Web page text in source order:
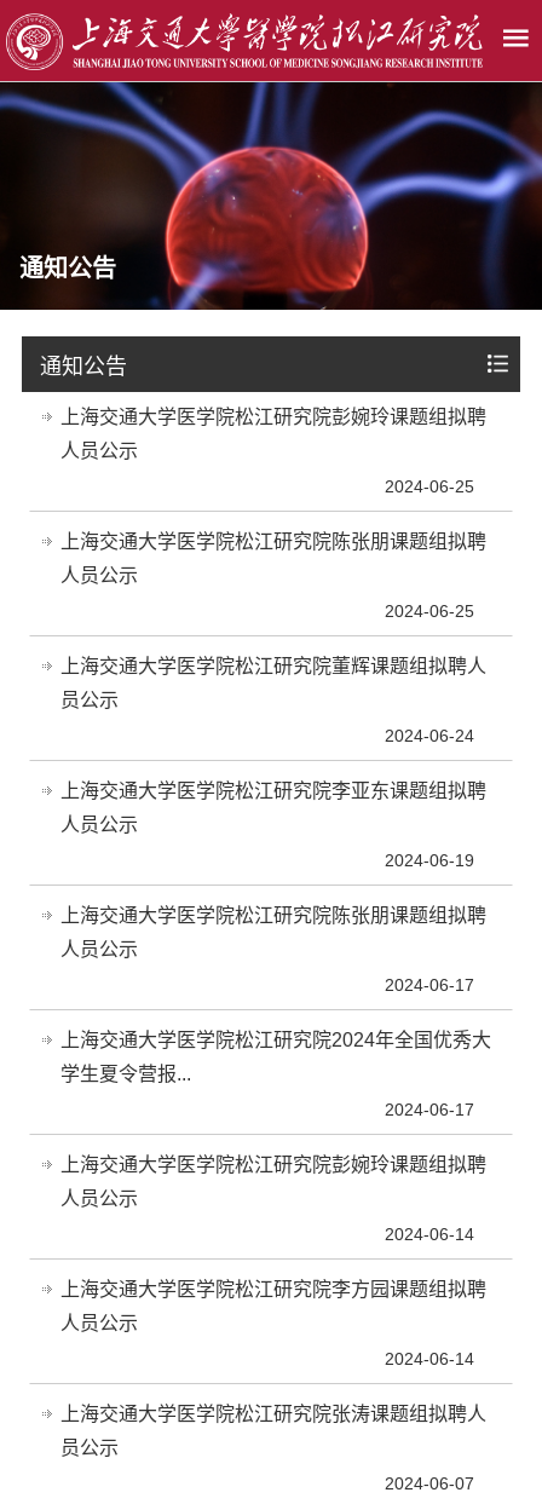
通知公告
通知公告
上海交通大学医学院松江研究院彭婉玲课题组拟聘
人员公示
2024-06-25
上海交通大学医学院松江研究院陈张朋课题组拟聘
人员公示
2024-06-25
上海交通大学医学院松江研究院董辉课题组​拟聘人
员公示
2024-06-24
上海交通大学医学院松江研究院李亚东课题组​拟聘
人员公示
2024-06-19
上海交通大学医学院松江研究院陈张朋课题组拟聘
人员公示
2024-06-17
上海交通大学医学院松江研究院2024年全国优秀大
学生夏令营报...
2024-06-17
上海交通大学医学院松江研究院彭婉玲课题组拟聘
人员公示
2024-06-14
上海交通大学医学院松江研究院李方园课题组拟聘
人员公示
2024-06-14
上海交通大学医学院松江研究院张涛课题组拟聘人
员公示
2024-06-07